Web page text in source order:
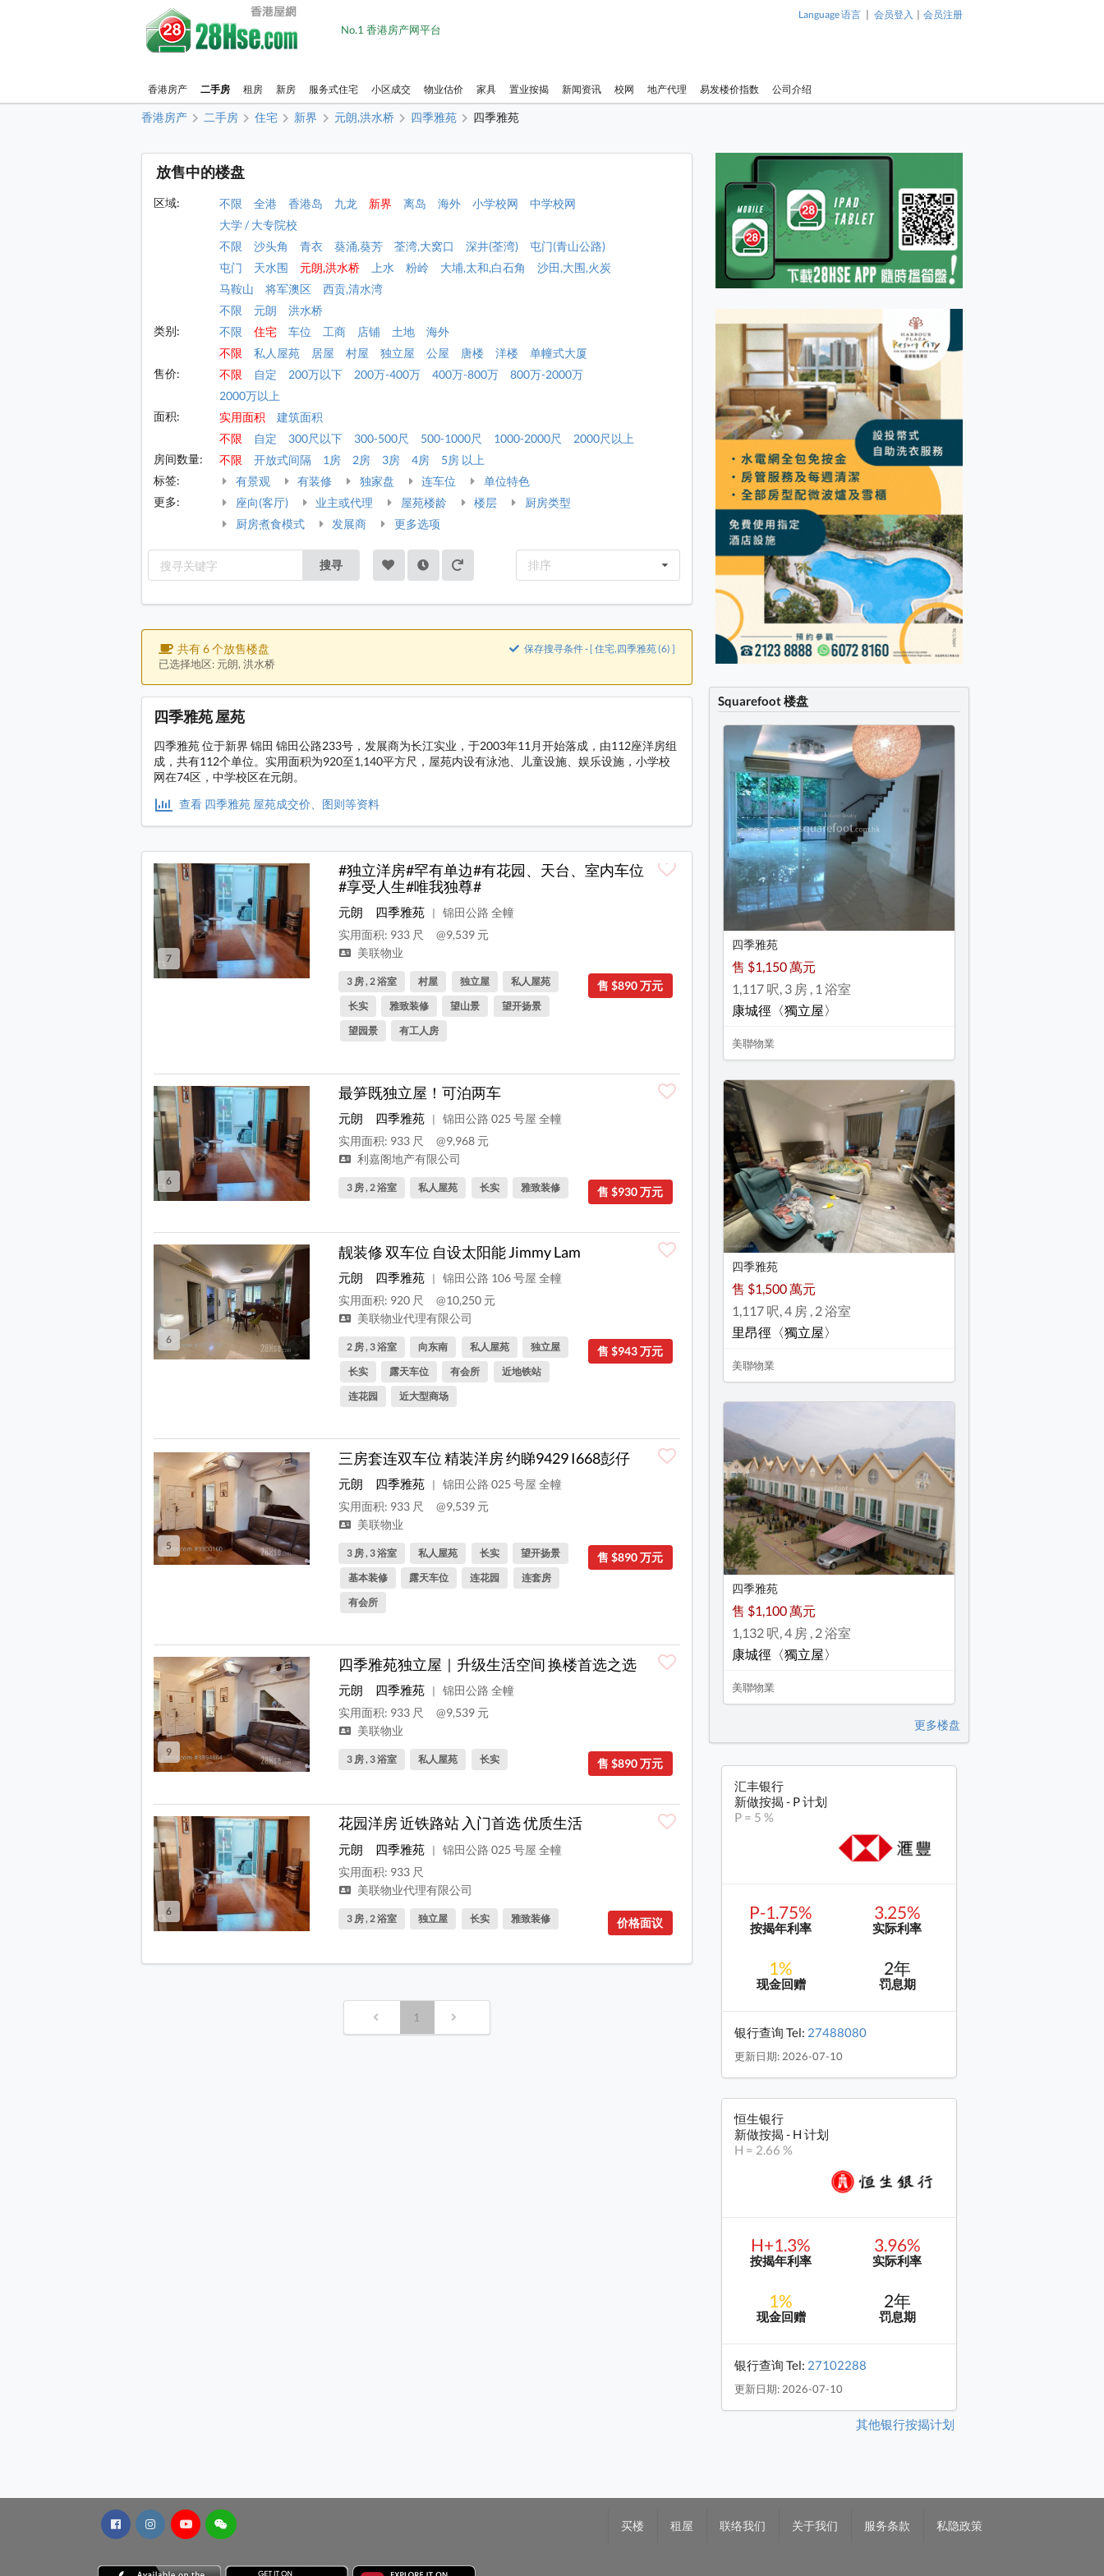
No.1 香港房产网平台
Language 语言 | 会员登入 | 会员注册
香港房产 二手房 租房 新房 服务式住宅 小区成交 物业估价 家具 置业按揭 新闻资讯 校网 地产代理 易发楼价指数 公司介绍
香港房产 二手房 住宅 新界 元朗,洪水桥 四季雅苑 四季雅苑
放售中的楼盘
区域: 不限 全港 香港岛 九龙 新界 离岛 海外 小学校网
中学校网
大学 / 大专院校
不限
沙头角 青衣 葵涌,葵芳 荃湾,大窝口 深井(荃湾)
屯门(青山公路)
屯门
天水围 元朗,洪水桥 上水 粉岭 大埔,太和,白石角
沙田,大围,火炭
马鞍山
将军澳区
西贡,清水湾
不限
元朗
洪水桥
类别:
不限 住宅 车位 工商 店铺 土地
海外
不限
私人屋苑 居屋 村屋 独立屋 公屋 唐楼 洋楼
单幢式大厦
售价:
不限 自定 200万以下 200万-400万 400万-800万
800万-2000万
2000万以上
面积:
实用面积
建筑面积
不限
自定 300尺以下 300-500尺 500-1000尺 1000-2000尺
2000尺以上
房间数量:
不限 开放式间隔 1房 2房 3房 4房
5房 以上
标签:
有景观 有装修 独家盘 连车位
单位特色
更多:
座向(客厅) 业主或代理 屋苑楼龄 楼层
厨房类型
厨房煮食模式
发展商 更多选项
搜寻 排序
共有 6 个放售楼盘
已选择地区: 元朗, 洪水桥
保存搜寻条件 - [ 住宅,四季雅苑 (6) ]
四季雅苑 屋苑
四季雅苑 位于新界 锦田 锦田公路233号，发展商为长江实业，于2003年11月开始落成，由112座洋房组
成，共有112个单位。实用面积为920至1,140平方尺，屋苑内设有泳池、儿童设施、娱乐设施，小学校
网在74区，中学校区在元朗。
查看 四季雅苑 屋苑成交价、图则等资料
7
#独立洋房#罕有单边#有花园、天台、室内车位
#享受人生#唯我独尊#
元朗 四季雅苑 |
锦田公路 全幢
实用面积: 933 尺
@9,539 元
美联物业
售 $890 万元
3 房 , 2 浴室 村屋 独立屋
私人屋苑
长实
雅致装修 望山景
望开扬景
望园景
有工人房
6
最笋既独立屋！可泊两车
元朗 四季雅苑 |
锦田公路 025 号屋 全幢
实用面积: 933 尺
@9,968 元
利嘉阁地产有限公司
售 $930 万元
3 房 , 2 浴室 私人屋苑 长实 雅致装修
6
靓装修 双车位 自设太阳能 Jimmy Lam
元朗 四季雅苑 |
锦田公路 106 号屋 全幢
实用面积: 920 尺
@10,250 元
美联物业代理有限公司
售 $943 万元
2 房 , 3 浴室 向东南 私人屋苑
独立屋
长实
露天车位 有会所
近地铁站
连花园
近大型商场
5
三房套连双车位 精装洋房 约睇9429 I668彭仔
元朗 四季雅苑 |
锦田公路 025 号屋 全幢
实用面积: 933 尺
@9,539 元
美联物业
售 $890 万元
3 房 , 3 浴室 私人屋苑 长实
望开扬景
基本装修
露天车位 连花园
连套房
有会所
9
四季雅苑独立屋｜升级生活空间 换楼首选之选
元朗 四季雅苑 |
锦田公路 全幢
实用面积: 933 尺
@9,539 元
美联物业
售 $890 万元
3 房 , 3 浴室 私人屋苑 长实
6
花园洋房 近铁路站 入门首选 优质生活
元朗 四季雅苑 |
锦田公路 025 号屋 全幢
实用面积: 933 尺
美联物业代理有限公司
价格面议
3 房 , 2 浴室 独立屋 长实 雅致装修
1
Squarefoot 楼盘
四季雅苑
售 $1,150 萬元
1,117 呎, 3 房 , 1 浴室
康城徑〈獨立屋〉
美聯物業
四季雅苑
售 $1,500 萬元
1,117 呎, 4 房 , 2 浴室
里昂徑〈獨立屋〉
美聯物業
四季雅苑
售 $1,100 萬元
1,132 呎, 4 房 , 2 浴室
康城徑〈獨立屋〉
美聯物業
更多楼盘
汇丰银行
新做按揭 - P 计划
P = 5 %
P-1.75%
按揭年利率
3.25%
实际利率
1%
现金回赠
2年
罚息期
银行查询 Tel: 27488080
更新日期: 2026-07-10
恒生银行
新做按揭 - H 计划
H = 2.66 %
H+1.3%
按揭年利率
3.96%
实际利率
1%
现金回赠
2年
罚息期
银行查询 Tel: 27102288
更新日期: 2026-07-10
其他银行按揭计划
买楼 租屋 联络我们 关于我们 服务条款 私隐政策